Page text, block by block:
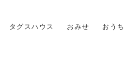
タグスハウス おみせ おうち